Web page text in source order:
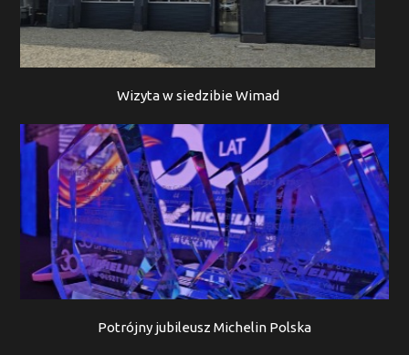
Wizyta w siedzibie Wimad
Potrójny jubileusz Michelin Polska